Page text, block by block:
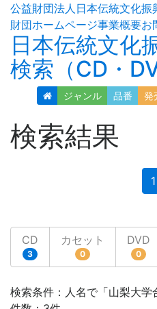
公益財団法人日本伝統文化振
財団ホームページ事業概要お
日本伝統文化
検索（CD・
ジャンル 品番 発
検索結果
1
CD
3
カセット
0
DVD
0
検索条件：人名で「山梨大学